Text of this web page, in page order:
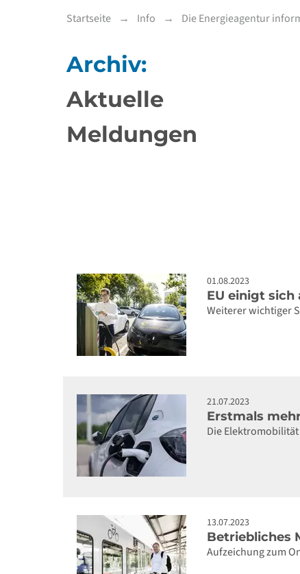
Startseite Info Die Energieagentur
Archiv:
Aktuelle
Meldungen
01.08.2023
EU einigt
Weiterer wichtiger
21.07.2023
Erstmals
Die
13.07.2023
Betriebliches
Aufzeichung zum